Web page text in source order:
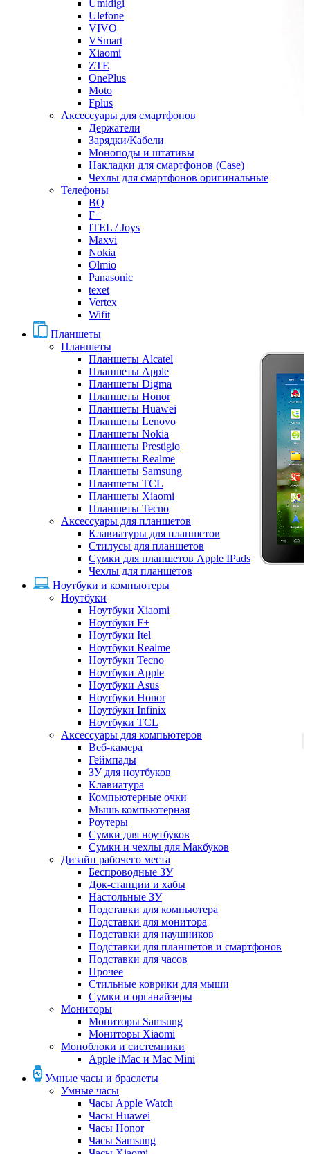
Umidigi
Ulefone
VIVO
VSmart
Xiaomi
ZTE
OnePlus
Moto
Fplus
Аксессуары для смартфонов
Держатели
Зарядки/Кабели
Моноподы и штативы
Накладки для смартфонов (Case)
Чехлы для смартфонов оригинальные
Телефоны
BQ
F+
ITEL / Joys
Maxvi
Nokia
Olmio
Panasonic
texet
Vertex
Wifit
Планшеты
Планшеты
Планшеты Alcatel
Планшеты Apple
Планшеты Digma
Планшеты Honor
Планшеты Huawei
Планшеты Lenovo
Планшеты Nokia
Планшеты Prestigio
Планшеты Realme
Планшеты Samsung
Планшеты TCL
Планшеты Xiaomi
Планшеты Tecno
Аксессуары для планшетов
Клавиатуры для планшетов
Стилусы для планшетов
Сумки для планшетов Apple IPads
Чехлы для планшетов
Ноутбуки и компьютеры
Ноутбуки
Ноутбуки Xiaomi
Ноутбуки F+
Ноутбуки Itel
Ноутбуки Realme
Ноутбуки Tecno
Ноутбуки Apple
Ноутбуки Asus
Ноутбуки Honor
Ноутбуки Infinix
Ноутбуки TCL
Аксессуары для компьютеров
Веб-камера
Геймпады
ЗУ для ноутбуков
Клавиатура
Компьютерные очки
Мышь компьютерная
Роутеры
Сумки для ноутбуков
Сумки и чехлы для Макбуков
Дизайн рабочего места
Беспроводные ЗУ
Док-станции и хабы
Настольные ЗУ
Подставки для компьютера
Подставки для монитора
Подставки для наушников
Подставки для планшетов и смартфонов
Подставки для часов
Прочее
Стильные коврики для мыши
Сумки и органайзеры
Мониторы
Мониторы Samsung
Мониторы Xiaomi
Моноблоки и системники
Apple iMac и Mac Mini
Умные часы и браслеты
Умные часы
Часы Apple Watch
Часы Huawei
Часы Honor
Часы Samsung